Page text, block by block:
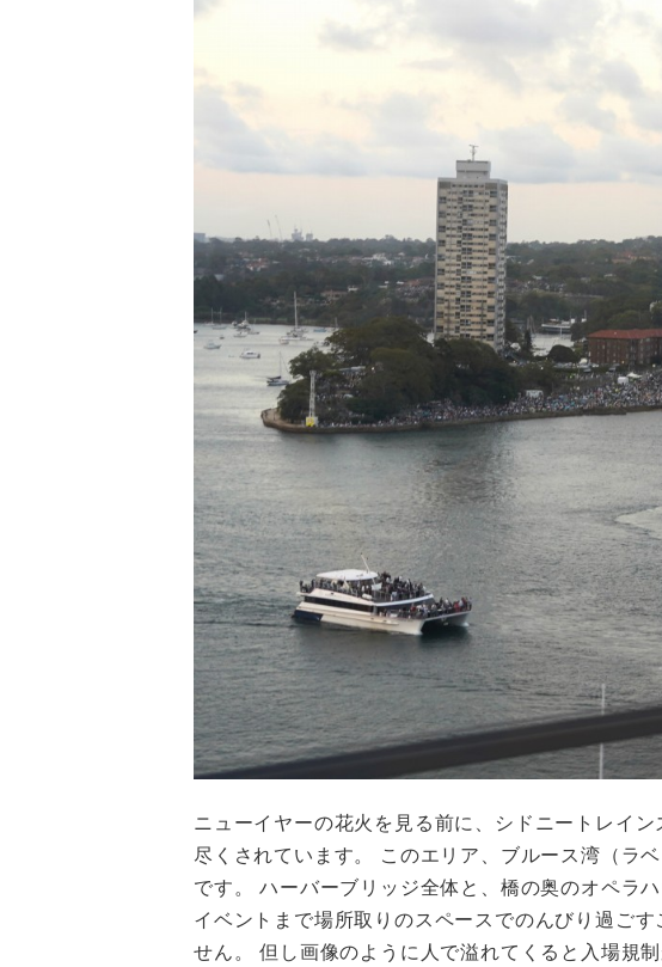
ニューイヤーの花火を見る前に、シドニートレイ
尽くされています。 このエリア、ブルース湾（ラ
です。 ハーバーブリッジ全体と、橋の奥のオペラ
イベントまで場所取りのスペースでのんびり過ご
せん。 但し画像のように人で溢れてくると入場規